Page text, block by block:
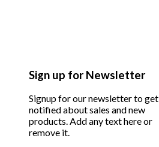
Sign up for Newsletter
Signup for our newsletter to get
notified about sales and new
products. Add any text here or
remove it.